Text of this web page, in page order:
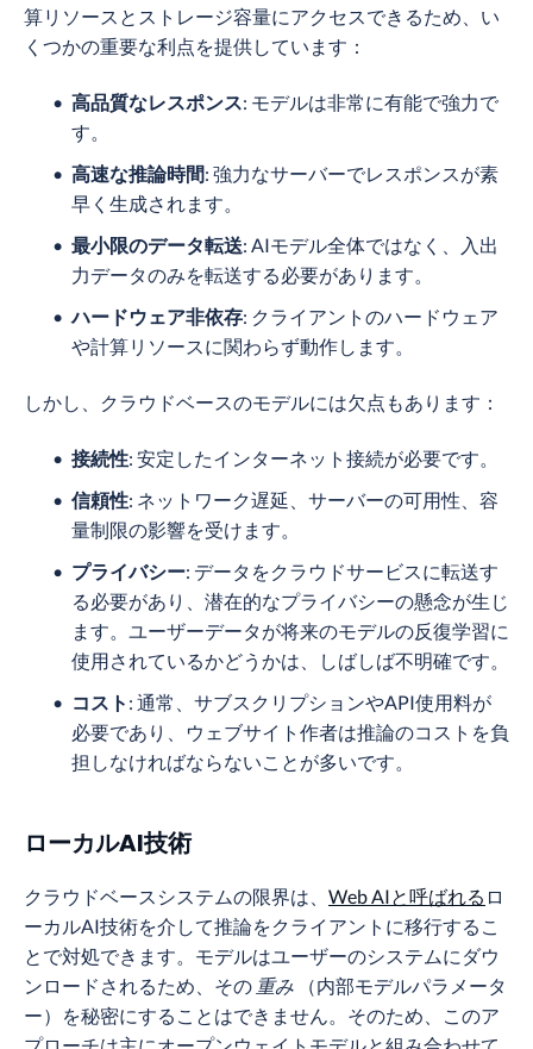
算リソースとストレージ容量にアクセスできるため、い
くつかの重要な利点を提供しています：
高品質なレスポンス: モデルは非常に有能で強力で
す。
高速な推論時間: 強力なサーバーでレスポンスが素
早く生成されます。
最小限のデータ転送: AIモデル全体ではなく、入出
力データのみを転送する必要があります。
ハードウェア非依存: クライアントのハードウェア
や計算リソースに関わらず動作します。
しかし、クラウドベースのモデルには欠点もあります：
接続性: 安定したインターネット接続が必要です。
信頼性: ネットワーク遅延、サーバーの可用性、容
量制限の影響を受けます。
プライバシー: データをクラウドサービスに転送す
る必要があり、潜在的なプライバシーの懸念が生じ
ます。ユーザーデータが将来のモデルの反復学習に
使用されているかどうかは、しばしば不明確です。
コスト : 通常、サブスクリプションやAPI使用料が
必要であり、ウェブサイト作者は推論のコストを負
担しなければならないことが多いです。
ローカルAI技術
クラウドベースシステムの限界は、 Web AIと呼ばれる ロ
ーカルAI技術を介して推論をクライアントに移行するこ
とで対処できます。モデルはユーザーのシステムにダウ
ンロードされるため、その 重み （内部モデルパラメータ
ー）を秘密にすることはできません。そのため、このア